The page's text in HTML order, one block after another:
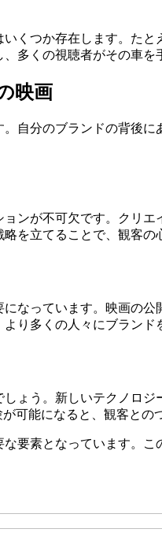
くつか存在します。た
多くの視聴者がその車を
映画
自分のブランドの背後
ンが不可欠です。クリ
を立てることで、観客の
なっています。映画の
り多くの人々にブランド
ょう。新しいテクノロ
可能になると、観客との
要素となっています。